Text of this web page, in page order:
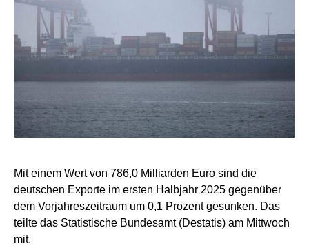
Mit einem Wert von 786,0 Milliarden Euro sind die
deutschen Exporte im ersten Halbjahr 2025 gegenüber
dem Vorjahreszeitraum um 0,1 Prozent gesunken. Das
teilte das Statistische Bundesamt (Destatis) am Mittwoch
mit.